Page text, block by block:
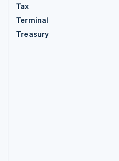
Tax
Terminal
Treasury